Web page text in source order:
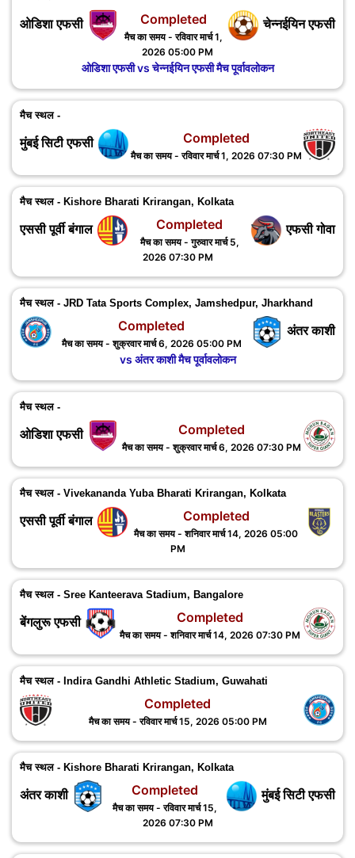
ओडिशा एफसी चेन्नईयिन एफसी
Completed
मैच का समय - रविवार मार्च 1,
2026 05:00 PM
ओडिशा एफसी vs चेन्नईयिन एफसी मैच पूर्वावलोकन
मैच स्थल -
मुंबई सिटी एफसी Completed
मैच का समय - रविवार मार्च 1, 2026 07:30 PM
मैच स्थल - Kishore Bharati Krirangan, Kolkata
एससी पूर्वी बंगाल एफसी गोवा
Completed
मैच का समय - गुरुवार मार्च 5,
2026 07:30 PM
मैच स्थल - JRD Tata Sports Complex, Jamshedpur, ‎Jharkhand
अंतर काशी
Completed
मैच का समय - शुक्रवार मार्च 6, 2026 05:00 PM
vs अंतर काशी मैच पूर्वावलोकन
मैच स्थल -
ओडिशा एफसी Completed
मैच का समय - शुक्रवार मार्च 6, 2026 07:30 PM
मैच स्थल - Vivekananda Yuba Bharati Krirangan, Kolkata
एससी पूर्वी बंगाल Completed
मैच का समय - शनिवार मार्च 14, 2026 05:00
PM
मैच स्थल - Sree Kanteerava Stadium, Bangalore
बेंगलुरू एफसी Completed
मैच का समय - शनिवार मार्च 14, 2026 07:30 PM
मैच स्थल - Indira Gandhi Athletic Stadium, Guwahati
Completed
मैच का समय - रविवार मार्च 15, 2026 05:00 PM
मैच स्थल - Kishore Bharati Krirangan, Kolkata
अंतर काशी मुंबई सिटी एफसी
Completed
मैच का समय - रविवार मार्च 15,
2026 07:30 PM